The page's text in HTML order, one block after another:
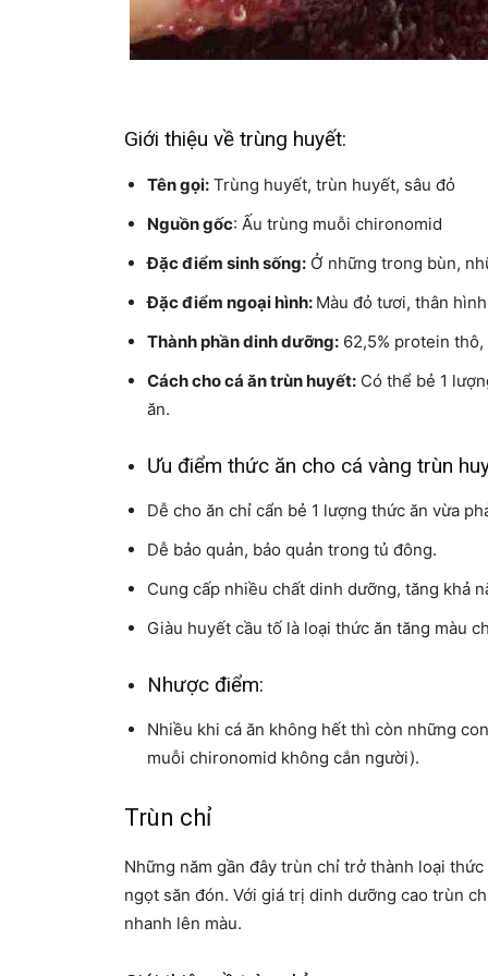
Giới thiệu về trùng huyết:
Tên gọi: Trùng huyết, trùn huyết, sâu đỏ
Nguồn gốc: Ấu trùng muỗi chironomid
Đặc điểm sinh sống: Ở những trong bùn,
Đặc điểm ngoại hình: Màu đỏ tươi, thân
Thành phần dinh dưỡng: 62,5% protein thô,
Cách cho cá ăn trùn huyết: Có thể bẻ 1
ăn.
Ưu điểm thức ăn cho cá vàng trùn
Dễ cho ăn chỉ cẩn bẻ 1 lượng thức ăn vừa
Dễ bảo quản, bảo quản trong tủ đông.
Cung cấp nhiều chất dinh dưỡng, tăng khả
Giàu huyết cầu tố là loại thức ăn tăng màu
Nhược điểm:
Nhiều khi cá ăn không hết thì còn những
muỗi chironomid không cắn người).
Trùn chỉ
Những năm gần đây trùn chỉ trở thành loại
ngọt săn đón. Với giá trị dinh dưỡng cao trùn
nhanh lên màu.